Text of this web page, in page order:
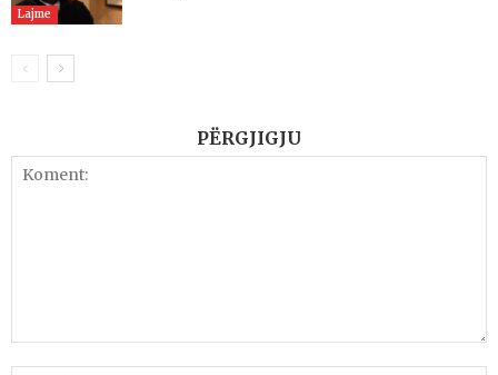
Lajme
PËRGJIGJU